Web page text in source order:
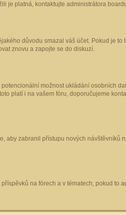
je platná, kontaktujte administrátora
důvodu smazal váš účet. Pokud je to
znovu a zapojte se do diskuzí.
možnost ukládání osobních
platí i na vašem fóru, doporučujeme
aby zabranil přístupu nových návštěvníků
na fórech a v tématech, pokud to